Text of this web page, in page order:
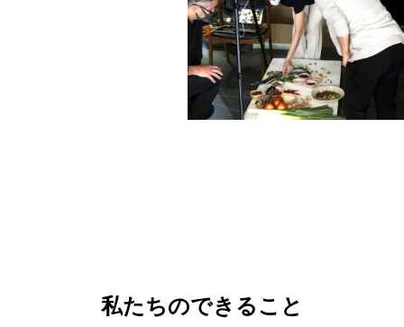
私たちのでき るこ と